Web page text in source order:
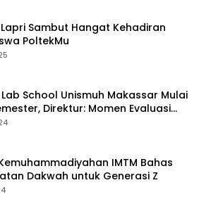
Sambut Hangat Kehadiran
PoltekMu
School Unismuh Makassar Mulai
Direktur: Momen Evaluasi
IMTM Bahas
Dakwah untuk Generasi Z